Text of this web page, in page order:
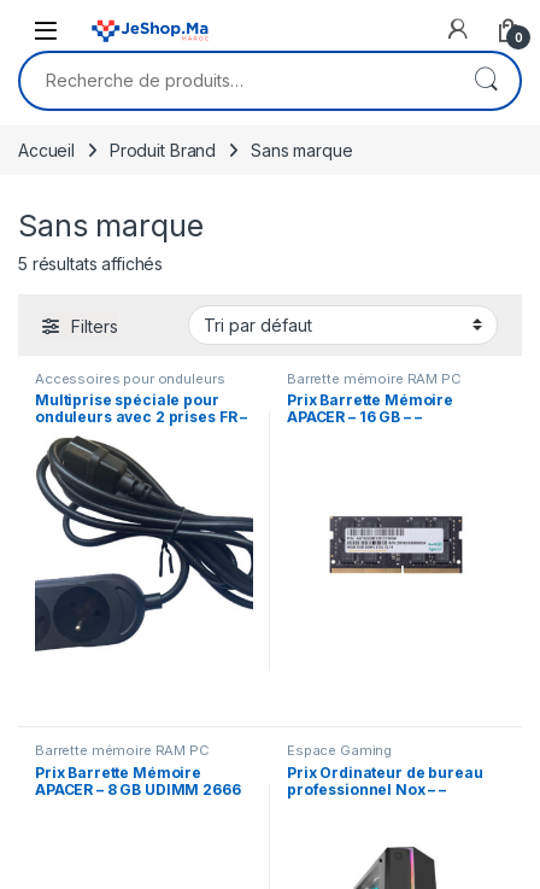
0
Recherche pour :
Accueil Produit Brand Sans marque
Sans marque
5 résultats affichés
Filters
Accessoires pour onduleurs
Multiprise spéciale pour
onduleurs avec 2 prises FR –
extrémité du câble IEC C14
Barrette mémoire RAM PC
Prix Barrette Mémoire
APACER – 16 GB – –
Barrette mémoire RAM PC
Prix Barrette Mémoire
APACER – 8 GB UDIMM 2666
Espace Gaming
Prix Ordinateur de bureau
professionnel Nox – –